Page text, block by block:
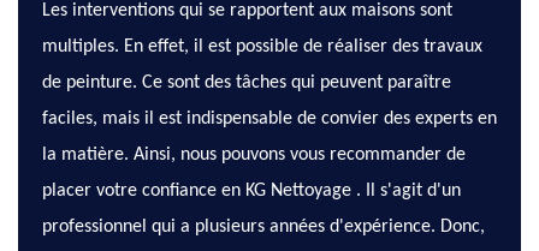
Les interventions qui se rapportent aux maisons sont
multiples. En effet, il est possible de réaliser des travaux
de peinture. Ce sont des tâches qui peuvent paraître
faciles, mais il est indispensable de convier des experts en
la matière. Ainsi, nous pouvons vous recommander de
placer votre confiance en KG Nettoyage . Il s'agit d'un
professionnel qui a plusieurs années d'expérience. Donc,